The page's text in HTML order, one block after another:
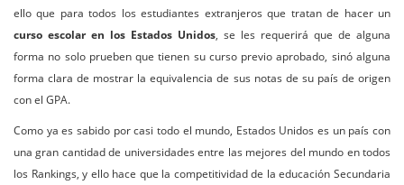
ello que para todos los estudiantes extranjeros que tratan de hacer un
curso escolar en los Estados Unidos, se les requerirá que de alguna
forma no solo prueben que tienen su curso previo aprobado, sinó alguna
forma clara de mostrar la equivalencia de sus notas de su país de origen
con el GPA.
Como ya es sabido por casi todo el mundo, Estados Unidos es un país con
una gran cantidad de universidades entre las mejores del mundo en todos
los Rankings, y ello hace que la competitividad de la educación Secundaria